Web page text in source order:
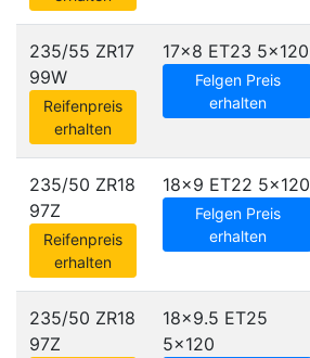
235/55 ZR17
99W
Reifenpreis
erhalten
17x8 ET23 5x120
Felgen Preis
erhalten
235/50 ZR18
97Z
Reifenpreis
erhalten
18x9 ET22 5x120
Felgen Preis
erhalten
235/50 ZR18
97Z
18x9.5 ET25
5x120